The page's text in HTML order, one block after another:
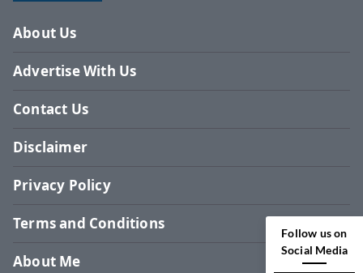
About Us
Advertise With Us
Contact Us
Disclaimer
Privacy Policy
Terms and Conditions
About Me
Follow us on
Social Media